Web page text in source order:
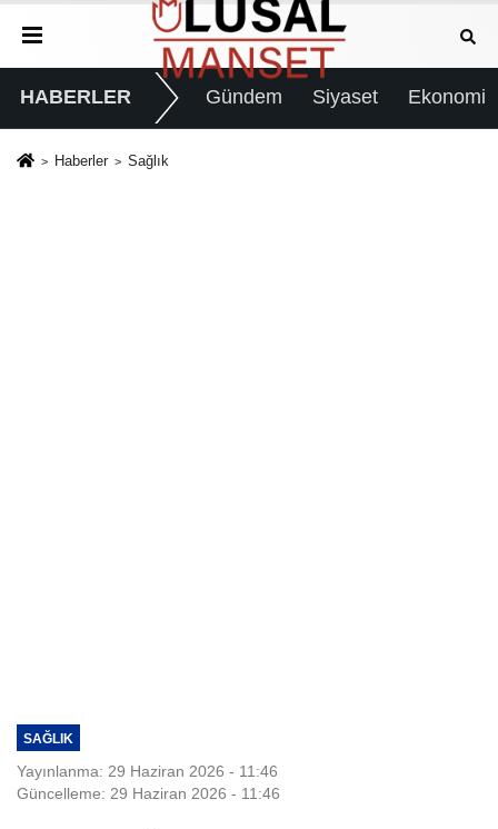
HABERLER Gündem Siyaset Ekonomi
Haberler Sağlık
SAĞLIK
Yayınlanma: 29 Haziran 2026 - 11:46
Güncelleme: 29 Haziran 2026 - 11:46